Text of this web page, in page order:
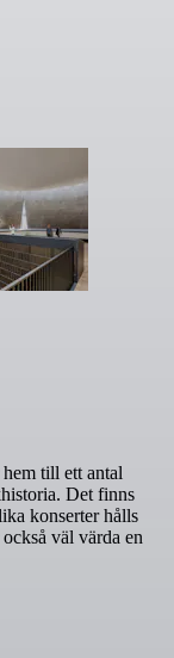
till ett antal
Det finns
konserter hålls
väl värda en